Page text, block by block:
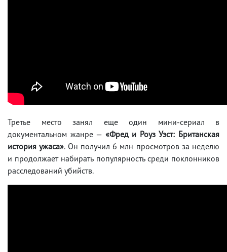
Третье место занял еще один мини-сериал в
документальном жанре — «Фред и Роуз Уэст: Британская
история ужаса». Он получил 6 млн просмотров за неделю
и продолжает набирать популярность среди поклонников
расследований убийств.